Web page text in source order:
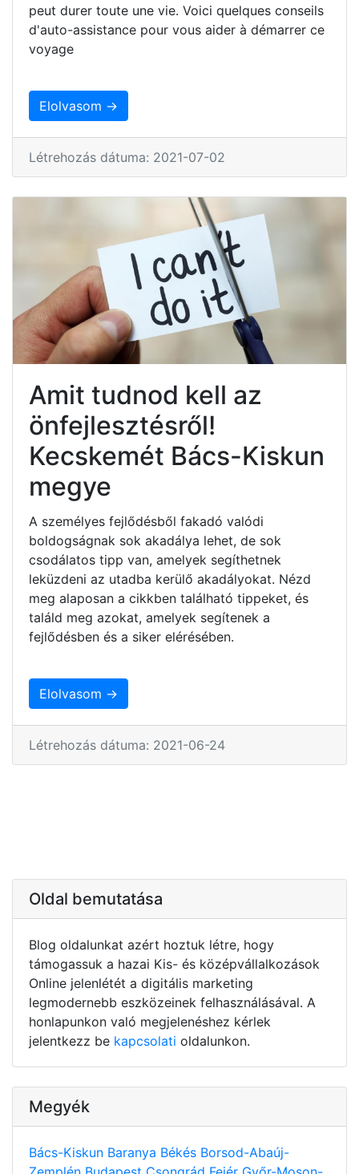
peut durer toute une vie. Voici quelques conseils
d'auto-assistance pour vous aider à démarrer ce
voyage
Elolvasom →
Létrehozás dátuma: 2021-07-02
Amit tudnod kell az
önfejlesztésről!
Kecskemét Bács-Kiskun
megye
A személyes fejlődésből fakadó valódi
boldogságnak sok akadálya lehet, de sok
csodálatos tipp van, amelyek segíthetnek
leküzdeni az utadba kerülő akadályokat. Nézd
meg alaposan a cikkben található tippeket, és
találd meg azokat, amelyek segítenek a
fejlődésben és a siker elérésében.
Elolvasom →
Létrehozás dátuma: 2021-06-24
Oldal bemutatása
Blog oldalunkat azért hoztuk létre, hogy
támogassuk a hazai Kis- és középvállalkozások
Online jelenlétét a digitális marketing
legmodernebb eszközeinek felhasználásával. A
honlapunkon való megjelenéshez kérlek
jelentkezz be kapcsolati oldalunkon.
Megyék
Bács-Kiskun Baranya Békés Borsod-Abaúj-